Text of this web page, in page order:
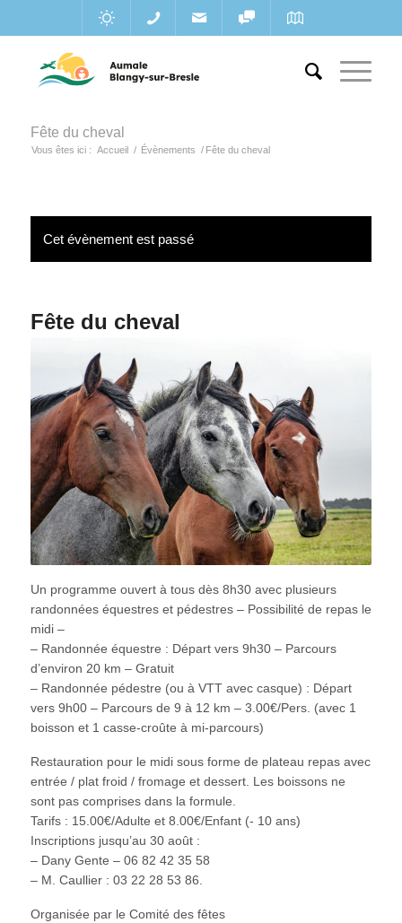
Fête du cheval
Vous êtes ici : Accueil / Évènements / Fête du cheval
Cet évènement est passé
Fête du cheval
Un programme ouvert à tous dès 8h30 avec plusieurs
randonnées équestres et pédestres – Possibilité de repas le
midi –
– Randonnée équestre : Départ vers 9h30 – Parcours
d’environ 20 km – Gratuit
– Randonnée pédestre (ou à VTT avec casque) : Départ
vers 9h00 – Parcours de 9 à 12 km – 3.00€/Pers. (avec 1
boisson et 1 casse-croûte à mi-parcours)
Restauration pour le midi sous forme de plateau repas avec
entrée / plat froid / fromage et dessert. Les boissons ne
sont pas comprises dans la formule.
Tarifs : 15.00€/Adulte et 8.00€/Enfant (- 10 ans)
Inscriptions jusqu’au 30 août :
– Dany Gente – 06 82 42 35 58
– M. Caullier : 03 22 28 53 86.
Organisée par le Comité des fêtes